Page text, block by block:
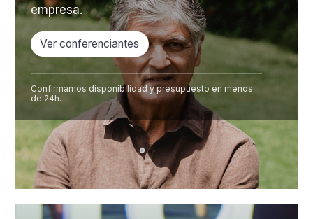
empresa.
Ver conferenciantes
Confirmamos disponibilidad y presupuesto en menos
de 24h.